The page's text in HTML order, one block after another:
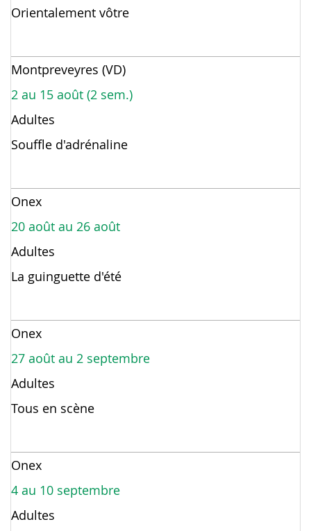
Orientalement vôtre
Montpreveyres (VD)
2 au 15 août (2 sem.)
Adultes
Souffle d'adrénaline
Onex
20 août au 26 août
Adultes
La guinguette d'été
Onex
27 août au 2 septembre
Adultes
Tous en scène
Onex
4 au 10 septembre
Adultes